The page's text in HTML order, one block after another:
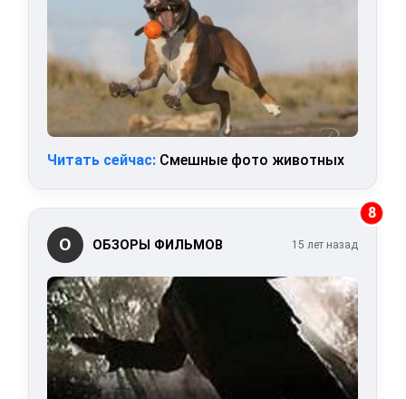
Читать сейчас: Смешные фото животных
8
О ОБЗОРЫ ФИЛЬМОВ 15 лет назад